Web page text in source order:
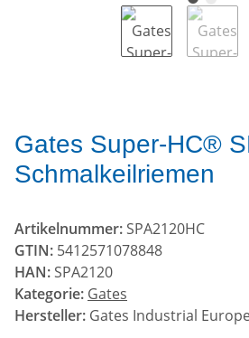
Gates Super-HC®
Schmalkeilriemen
Artikelnummer: SPA2120HC
GTIN: 5412571078848
HAN: SPA2120
Kategorie: Gates
Hersteller: Gates Industrial